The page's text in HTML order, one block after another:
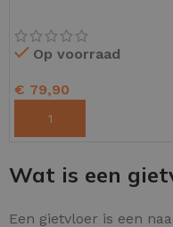
Op voorraad
€ 79,90
Wat is een
Een gietvloer is een